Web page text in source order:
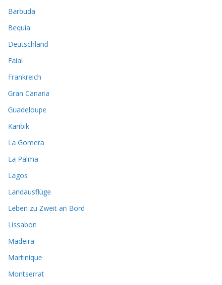
Barbuda
Bequia
Deutschland
Faial
Frankreich
Gran Canaria
Guadeloupe
Karibik
La Gomera
La Palma
Lagos
Landausflüge
Leben zu Zweit an Bord
Lissabon
Madeira
Martinique
Montserrat